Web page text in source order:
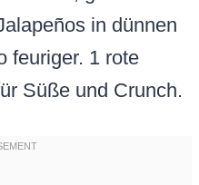
in dünnen
feuriger. 1 rote
Süße und Crunch.